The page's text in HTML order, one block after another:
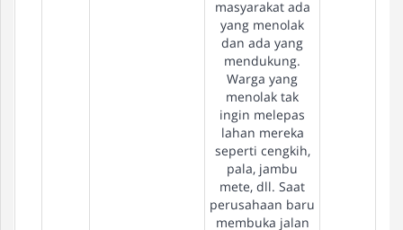
masyarakat ada
yang menolak
dan ada yang
mendukung.
Warga yang
menolak tak
ingin melepas
lahan mereka
seperti cengkih,
pala, jambu
mete, dll. Saat
perusahaan baru
membuka jalan